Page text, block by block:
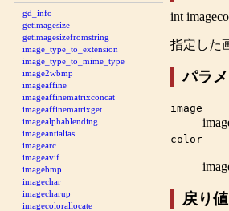
gd_info
getimagesize
getimagesizefromstring
image_type_to_extension
image_type_to_mime_type
image2wbmp
imageaffine
imageaffinematrixconcat
imageaffinematrixget
imagealphablending
imageantialias
imagearc
imageavif
imagebmp
imagechar
imagecharup
imagecolorallocate
int
指定した
パラ
image
color
戻り値